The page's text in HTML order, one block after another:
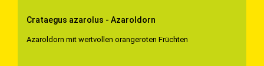
Crataegus azarolus - Azaroldorn
Azaroldorn mit wertvollen orangeroten Früchten